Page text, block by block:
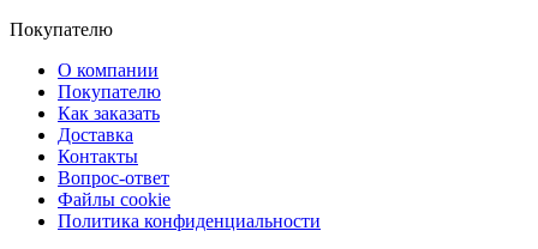
Покупателю
О компании
Покупателю
Как заказать
Доставка
Контакты
Вопрос-ответ
Файлы cookie
Политика конфиденциальности